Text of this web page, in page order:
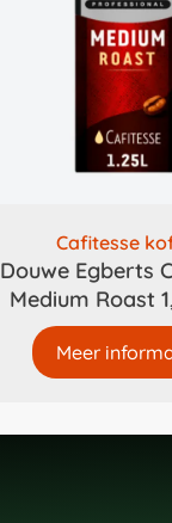
Cafitesse
Douwe Egberts
Medium Roast
Meer